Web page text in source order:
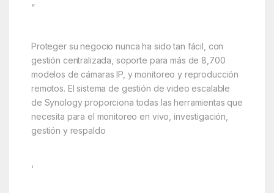
”
Proteger su negocio nunca ha sido tan fácil, con
gestión centralizada, soporte para más de 8,700
modelos de cámaras IP, y monitoreo y reproducción
remotos. El sistema de gestión de video escalable
de Synology proporciona todas las herramientas que
necesita para el monitoreo en vivo, investigación,
gestión y respaldo
‘